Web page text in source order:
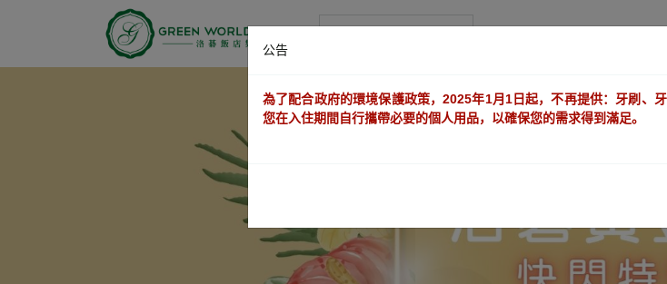
公告
為了配合政府的環境保護政策，2025年1月1日起，不再提供：牙刷、
您在入住期間自行攜帶必要的個人用品，以確保您的需求得到滿足。